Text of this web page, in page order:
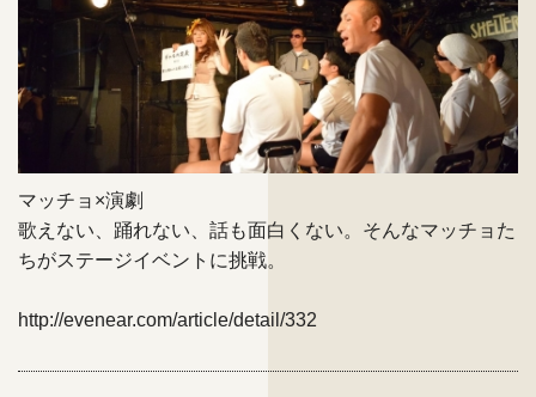
マッチョ×演劇
歌えない、踊れない、話も面白くない。そんなマッチョた
ちがステージイベントに挑戦。
http://evenear.com/article/detail/332